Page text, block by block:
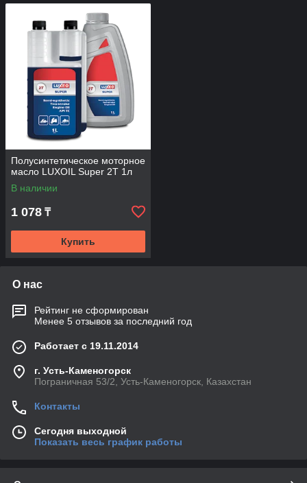
Полусинтетическое моторное
масло LUXOIL Super 2T 1л
В наличии
1 078 ₸
Купить
О нас
Рейтинг не сформирован
Менее 5 отзывов за последний год
Работает с 19.11.2014
г. Усть-Каменогорск
Пограничная 53/2, Усть-Каменогорск, Казахстан
Контакты
Сегодня выходной
Показать весь график работы